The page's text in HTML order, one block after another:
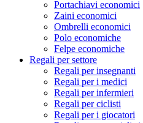
Portachiavi economici
Zaini economici
Ombrelli economici
Polo economiche
Felpe economiche
Regali per settore
Regali per insegnanti
Regali per i medici
Regali per infermieri
Regali per ciclisti
Regali per i giocatori